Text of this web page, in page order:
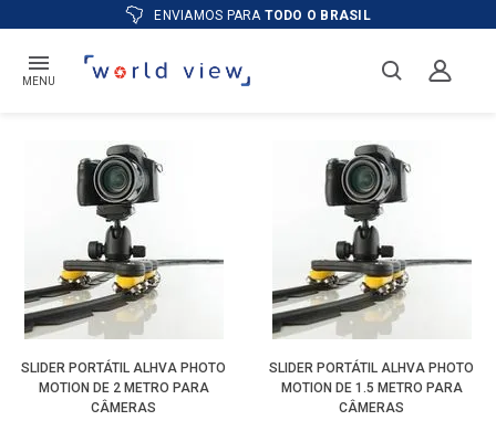
ENVIAMOS PARA TODO O BRASIL
MENU
SLIDER PORTÁTIL ALHVA PHOTO
MOTION DE 2 METRO PARA
CÂMERAS
SLIDER PORTÁTIL ALHVA PHOTO
MOTION DE 1.5 METRO PARA
CÂMERAS